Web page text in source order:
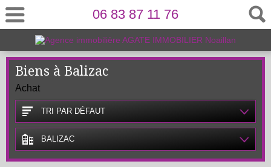
06 83 87 11 76
Biens à Balizac
Achat
TRI PAR DÉFAUT
BALIZAC